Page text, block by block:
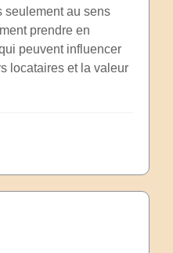
seulement au sens
prendre en
peuvent influencer
locataires et la valeur